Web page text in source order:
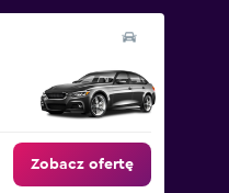
Zobacz ofertę